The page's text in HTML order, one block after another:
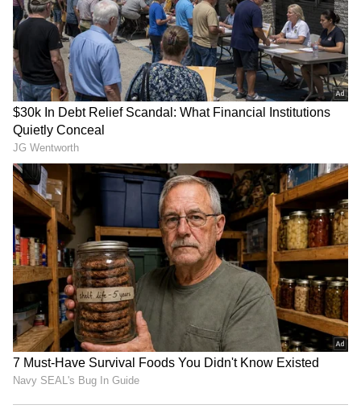
Savitri: తప్పంతా సావిత్రిదే..
మహానటి మొండితనం గురించి,
రమాప్రభ చెప్పిన సంచలన
విషయాలు
Varun Tej: ఎన్టీఆర్ మాత్రమే
కాదు.. కృష్ణ, చిరంజీవిపై కూడా..
నందమూరి అభిమానుల ట్రోలింగ్
కి వరుణ్ తేజ్ రిప్లై
LATEST VIDEOS
చీరాల పర్యటన లో స్వయంగా చీరను నేసిన
సీఎం చంద్రబాబు | CM Chandrababu
Chirala tour | Asianet Telugu
గుజరాత్‌లో వింత ఘటన అలల్లా ఎగసి
పడుతున్న బావి నీళ్లు | Virparada village |
Gujarat mysterious well